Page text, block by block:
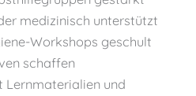
medizinisch unterstützt
Workshops geschult
schaffen
Lernmaterialien und